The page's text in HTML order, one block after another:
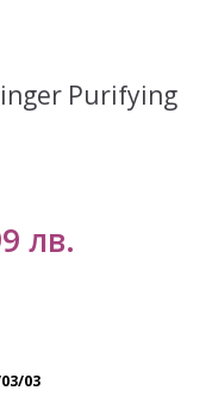
Purifying
лв.
03